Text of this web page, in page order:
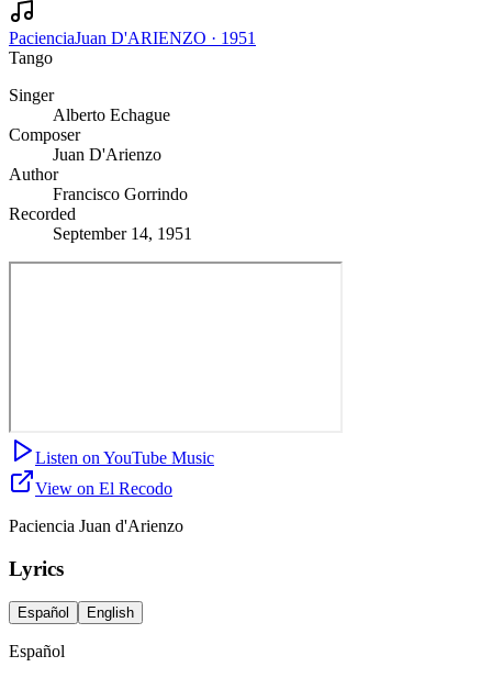
PacienciaJuan D'ARIENZO · 1951
Tango
Singer
Alberto Echague
Composer
Juan D'Arienzo
Author
Francisco Gorrindo
Recorded
September 14, 1951
Listen on YouTube Music
View on El Recodo
Paciencia Juan d'Arienzo
Lyrics
Español English
Español